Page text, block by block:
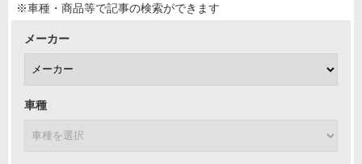
※車種・商品等で記事の検索ができます
メーカー
車種